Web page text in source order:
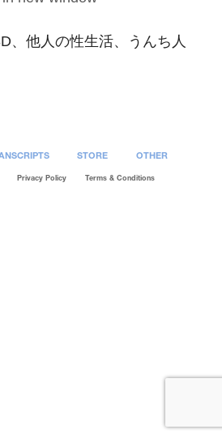
、他人の性生活、うんち人
STORE OTHER
Privacy Policy Terms & Conditions